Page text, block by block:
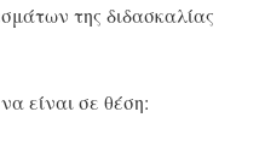
της διδασκαλίας
είναι σε θέση: